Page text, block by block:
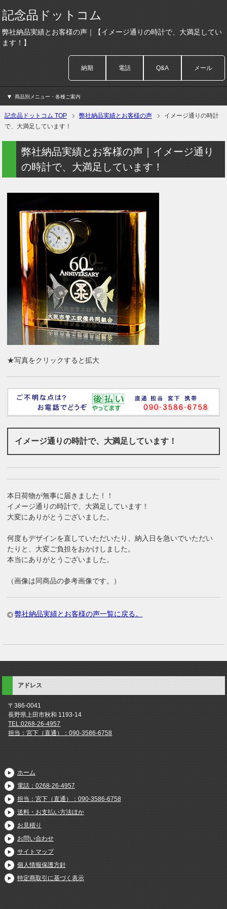
記念品ドットコム
弊社納品実績とお客様の声｜【イメージ通りの時計で、大満足してい
ます！】
納期 電話 Q&A メール
商品別メニュー・各種ご案内
記念品ドットコム TOP 弊社納品実績とお客様の声
イメージ通りの時計
で、大満足しています！
弊社納品実績とお客様の声｜イメージ通り
の時計で、大満足しています！
★写真をクリックすると拡大
イメージ通りの時計で、大満足しています！
本日荷物が無事に届きました！！
イメージ通りの時計で、大満足しています！
大変にありがとうございました。
何度もデザインを直していただいたり、納入日を急いでいただい
たりと、大変ご負担をおかけしました。
本当にありがとうございました。
（画像は同商品の参考画像です。）
弊社納品実績とお客様の声一覧に戻る。
アドレス
〒386-0041
長野県上田市秋和 1193-14
TEL:0268-26-4957
担当：宮下（直通）：090-3586-6758
ホーム
電話：0268-26-4957
担当：宮下（直通）：090-3586-6758
送料・お支払い方法ほか
お見積り
お問い合わせ
サイトマップ
個人情報保護方針
特定商取引に基づく表示